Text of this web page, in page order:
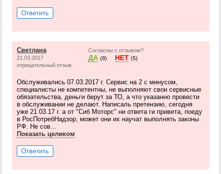
Ответить
Светлана
21.03.2017
отрицательный отзыв
Согласны с отзывом?
ДА (8) НЕТ (5)
Обслуживались 07.03.2017 г. Сервис на 2 с минусом,
специалисты не компетентны, не выполняют свои сервисные
обязательства, деньги берут за ТО, а что указанно провести
в обслуживании не делают. Написаль претензию, сегодня
уже 21.03.17 г. а от "Сиб Моторс" ни ответа ги привета, поеду
в РосПотребНадзор, может они их научат выполнять законы
РФ. Не сов...
Показать целиком
Ответить